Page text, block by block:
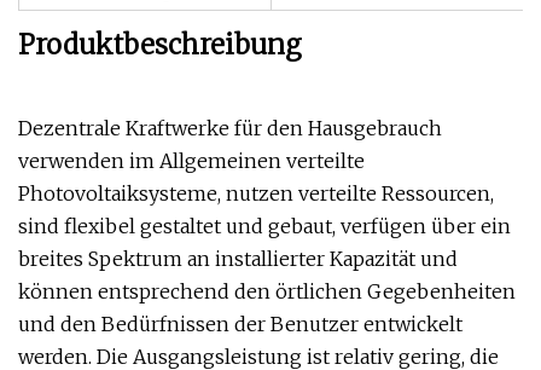
Produktbeschreibung
Dezentrale Kraftwerke für den Hausgebrauch
verwenden im Allgemeinen verteilte
Photovoltaiksysteme, nutzen verteilte Ressourcen,
sind flexibel gestaltet und gebaut, verfügen über ein
breites Spektrum an installierter Kapazität und
können entsprechend den örtlichen Gegebenheiten
und den Bedürfnissen der Benutzer entwickelt
werden. Die Ausgangsleistung ist relativ gering, die